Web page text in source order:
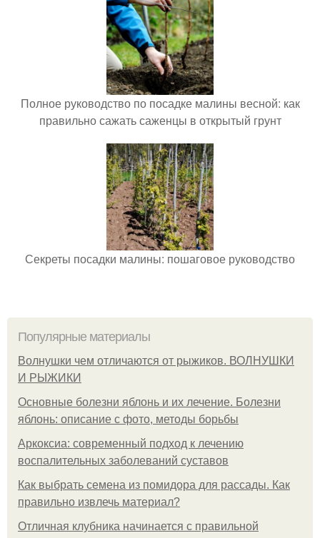
Полное руководство по посадке малины весной: как
правильно сажать саженцы в открытый грунт
Секреты посадки малины: пошаговое руководство
Популярные материалы
Волнушки чем отличаются от рыжиков. ВОЛНУШКИ
И РЫЖИКИ
Основные болезни яблонь и их лечение. Болезни
яблонь: описание с фото, методы борьбы
Аркоксиа: современный подход к лечению
воспалительных заболеваний суставов
Как выбрать семена из помидора для рассады. Как
правильно извлечь материал?
Отличная клубника начинается с правильной